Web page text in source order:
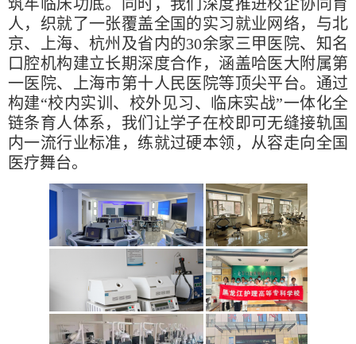
筑牢临床功底。同时，我们深度推进校企协同育
人，织就了一张覆盖全国的实习就业网络，与北
京、上海、杭州及省内的30余家三甲医院、知名
口腔机构建立长期深度合作，涵盖哈医大附属第
一医院、上海市第十人民医院等顶尖平台。通过
构建“校内实训、校外见习、临床实战”一体化全
链条育人体系，我们让学子在校即可无缝接轨国
内一流行业标准，练就过硬本领，从容走向全国
医疗舞台。